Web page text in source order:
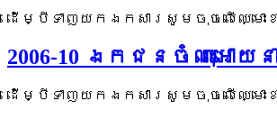
ដើម្បីទាញយកឯកសារសូមចុចលើឈ្មោះខ
2006-10 ឯកជនចំណុះអ
ដើម្បីទាញយកឯកសារសូមចុចលើឈ្មោះខ